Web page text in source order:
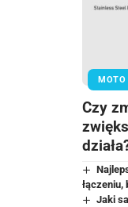
MOTO
Czy
łączeniu,
Jaki